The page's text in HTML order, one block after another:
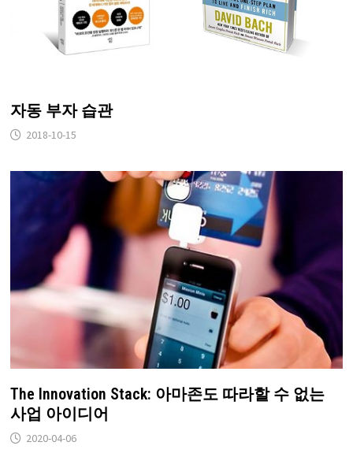
자동 부자 습관
2018-10-15
The Innovation Stack: 아마존도 따라할 수 없는
사업 아이디어
2020-04-06